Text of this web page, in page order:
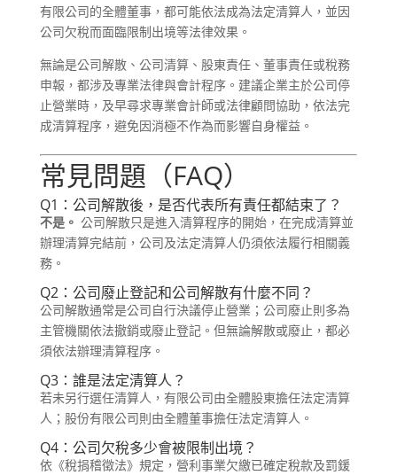
有限公司的全體董事，都可能依法成為法定清算人，並因
公司欠稅而面臨限制出境等法律效果。
無論是公司解散、公司清算、股東責任、董事責任或稅務
申報，都涉及專業法律與會計程序。建議企業主於公司停
止營業時，及早尋求專業會計師或法律顧問協助，依法完
成清算程序，避免因消極不作為而影響自身權益。
常見問題（FAQ）
Q1：公司解散後，是否代表所有責任都結束了？
不是。 公司解散只是進入清算程序的開始，在完成清算並
辦理清算完結前，公司及法定清算人仍須依法履行相關義
務。
Q2：公司廢止登記和公司解散有什麼不同？
公司解散通常是公司自行決議停止營業；公司廢止則多為
主管機關依法撤銷或廢止登記。但無論解散或廢止，都必
須依法辦理清算程序。
Q3：誰是法定清算人？
若未另行選任清算人，有限公司由全體股東擔任法定清算
人；股份有限公司則由全體董事擔任法定清算人。
Q4：公司欠稅多少會被限制出境？
依《稅捐稽徵法》規定，營利事業欠繳已確定稅款及罰鍰